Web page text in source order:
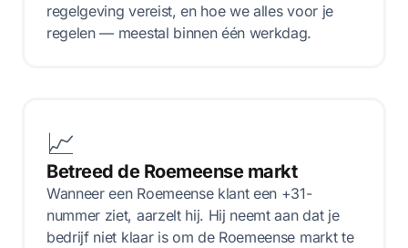
regelgeving vereist, en hoe we alles voor je
regelen — meestal binnen één werkdag.
📈
Betreed de Roemeense markt
Wanneer een Roemeense klant een +31-
nummer ziet, aarzelt hij. Hij neemt aan dat je
bedrijf niet klaar is om de Roemeense markt te